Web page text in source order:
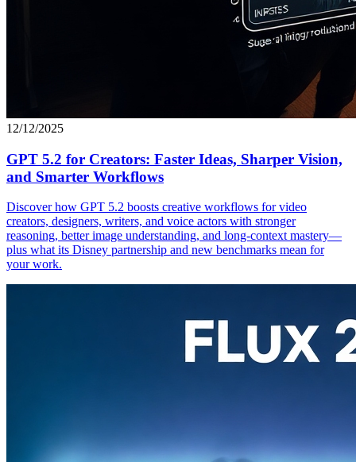
12/12/2025
GPT 5.2 for Creators: Faster Ideas, Sharper Vision,
and Smarter Workflows
Discover how GPT 5.2 boosts creative workflows for video
creators, designers, writers, and voice actors with stronger
reasoning, better image understanding, and long-context mastery—
plus what its Disney partnership and new benchmarks mean for
your work.